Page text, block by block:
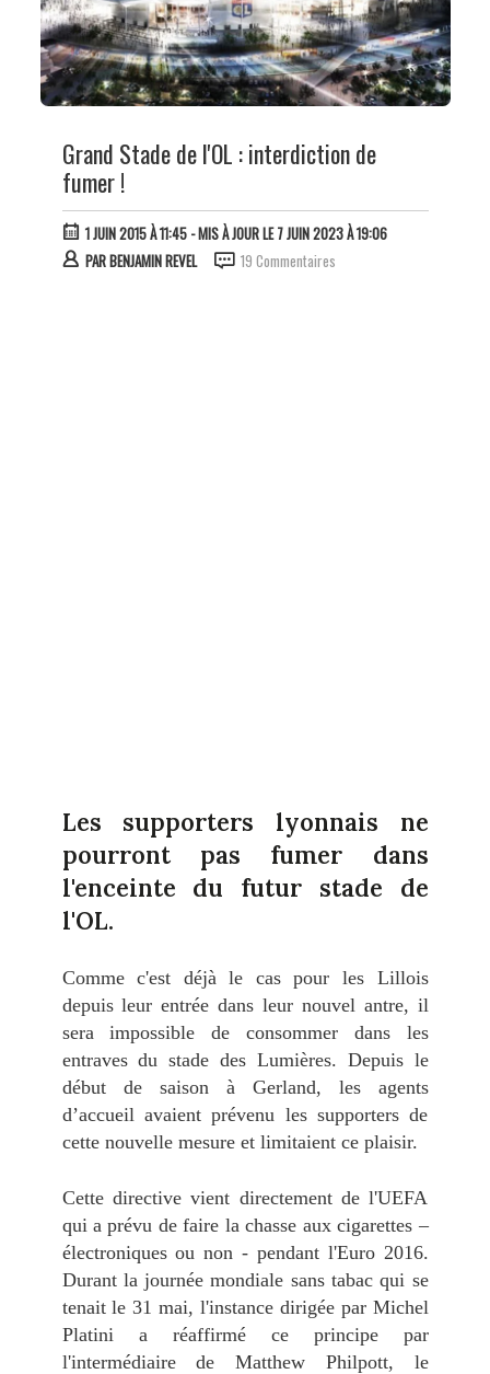
Grand Stade de l'OL : interdiction de
fumer !
1 JUIN 2015 À 11:45- MIS À JOUR LE 7 JUIN 2023 À 19:06
PARBENJAMIN REVEL 19 Commentaires
Les supporters lyonnais ne
pourront pas fumer dans
l'enceinte du futur stade de
l'OL.
Comme c'est déjà le cas pour les Lillois
depuis leur entrée dans leur nouvel antre, il
sera impossible de consommer dans les
entraves du stade des Lumières. Depuis le
début de saison à Gerland, les agents
d’accueil avaient prévenu les supporters de
cette nouvelle mesure et limitaient ce plaisir.
Cette directive vient directement de l'UEFA
qui a prévu de faire la chasse aux cigarettes –
électroniques ou non - pendant l'Euro 2016.
Durant la journée mondiale sans tabac qui se
tenait le 31 mai, l'instance dirigée par Michel
Platini a réaffirmé ce principe par
l'intermédiaire de Matthew Philpott, le